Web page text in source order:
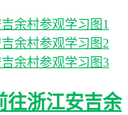
往浙江安吉余